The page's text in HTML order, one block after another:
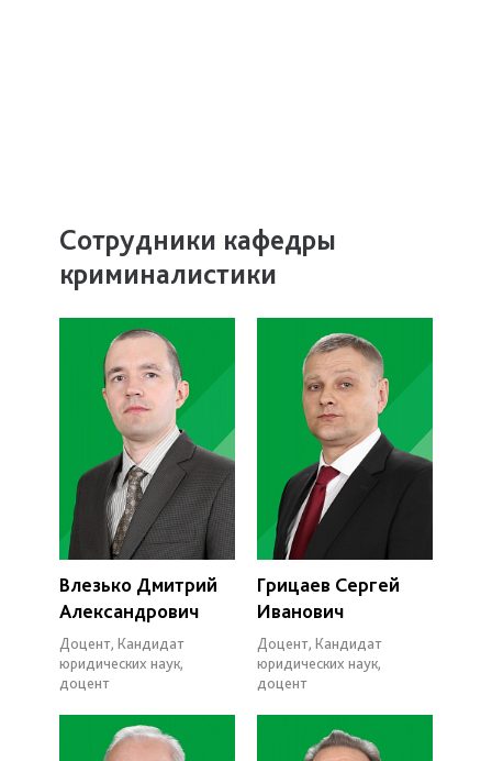
Сотрудники кафедры
криминалистики
Влезько Дмитрий
Александрович
Доцент, Кандидат
юридических наук,
доцент
Грицаев Сергей
Иванович
Доцент, Кандидат
юридических наук,
доцент